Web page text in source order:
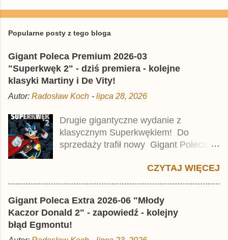
Popularne posty z tego bloga
Gigant Poleca Premium 2026-03
"Superkwęk 2" - dziś premiera - kolejne
klasyki Martiny i De Vity!
Autor: Radosław Koch - lipca 28, 2026
Drugie gigantyczne wydanie z
klasycznym Superkwękiem! Do
sprzedaży trafił nowy Gigant Poleca
Jest to kolejny 624-stronicowy tom z
najstarszymi historiami o kaczym
wynosi 49,99 zł i zamówicie go także z
rabatem na Egmont.pl . Za przekład
odpowiadał Jacek Drewnowski.
CZYTAJ WIĘCEJ
Gigant Poleca Extra 2026-06 "Młody
Kaczor Donald 2" - zapowiedź - kolejny
błąd Egmontu!